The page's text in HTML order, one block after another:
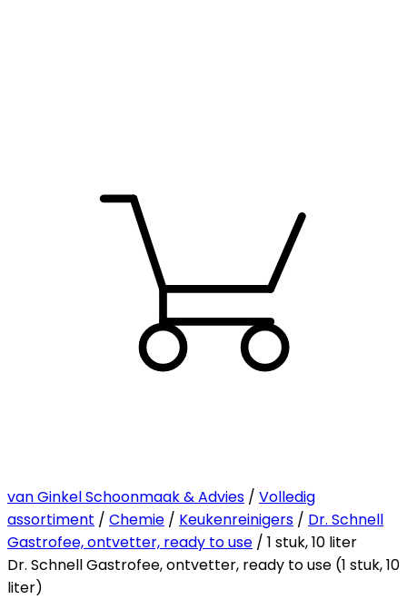
van Ginkel Schoonmaak & Advies / Volledig
assortiment / Chemie / Keukenreinigers / Dr. Schnell
Gastrofee, ontvetter, ready to use / 1 stuk, 10 liter
Dr. Schnell Gastrofee, ontvetter, ready to use (1 stuk, 10
liter)